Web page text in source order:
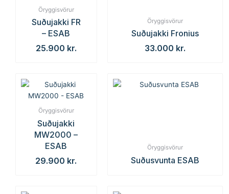
Öryggisvörur
Suðujakki FR
– ESAB
25.900 kr.
Öryggisvörur
Suðujakki Fronius
33.000 kr.
Öryggisvörur
Suðujakki
MW2000 –
ESAB
29.900 kr.
Öryggisvörur
Suðusvunta ESAB